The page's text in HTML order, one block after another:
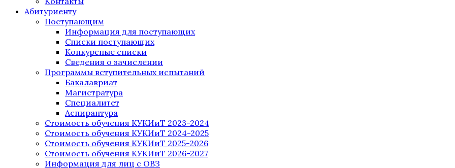
Абитуриенту
Поступающим
Информация для поступающих
Списки поступающих
Конкурсные списки
Сведения о зачислении
Программы вступительных испытаний
Бакалавриат
Магистратура
Специалитет
Аспирантура
Стоимость обучения КУКИиТ 2023-2024
Стоимость обучения КУКИиТ 2024-2025
Стоимость обучения КУКИиТ 2025-2026
Стоимость обучения КУКИиТ 2026-2027
Информация для лиц с ОВЗ